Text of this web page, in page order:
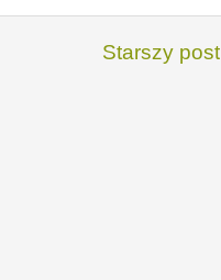
Starszy post